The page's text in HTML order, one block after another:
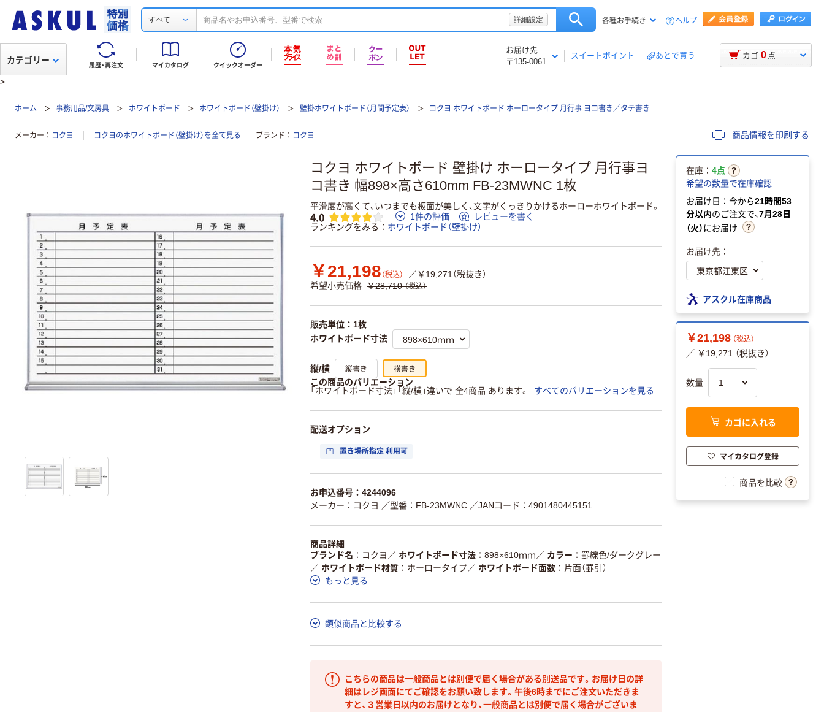
すべて 詳細設定 各種お手続き ヘルプ
履歴・再注文 マイカタログ クイックオーダー
お届け先
〒135-0061
スイートポイント あとで買う
カテゴリー カゴ 0 点
>
ホーム 事務用品/文房具 ホワイトボード ホワイトボード（壁掛け） 壁掛ホワイトボード（月間予定表） コクヨ ホワイトボード ホーロータイプ 月行事 ヨコ書き／タテ書き
メーカー コクヨ コクヨのホワイトボード（壁掛け）を全て見る ブランド コクヨ 商品情報を印刷する
コクヨ ホワイトボード 壁掛け ホーロータイプ 月行事ヨ
コ書き 幅898×高さ610mm FB-23MWNC 1枚
平滑度が高くて、いつまでも板面が美しく、文字がくっきりかけるホーローホワイトボード。
4.0 1件の評価
レビューを書く
ランキングをみる
ホワイトボード（壁掛け）
￥21,198 （税込）
／￥19,271（税抜き）
希望小売価格 ￥28,710 （税込）
販売単位：1枚
ホワイトボード寸法
縦/横 縦書き 横書き
この商品のバリエーション
「ホワイトボード寸法」「縦/横」違いで 全4商品 あります。
すべてのバリエーションを見る
配送オプション
置き場所指定 利用可
お申込番号：4244096
メーカー：コクヨ ／型番：FB-23MWNC ／JANコード：4901480445151
商品詳細
ブランド名
コクヨ ／ ホワイトボード寸法 898×610ｍｍ ／ カラー
罫線色/ダークグレー
／ ホワイトボード材質 ホーロータイプ／ ホワイトボード面数
片面（罫引）
もっと見る
類似商品と比較する
こちらの商品は一般商品とは別便で届く場合がある別送品です。お届け日の詳
細はレジ画面にてご確認をお願い致します。午後6時までにご注文いただきま
すと、３営業日以内のお届けとなり、一般商品とは別便で届く場合がございま
在庫： 4点
希望の数量で在庫確認
お届け日：今から21時間53
分以内のご注文で、7月28日
（火）にお届け
お届け先：
アスクル在庫商品
￥21,198 （税込）
／ ￥19,271 （税抜き）
数量
カゴに入れる
マイカタログ登録
商品を比較